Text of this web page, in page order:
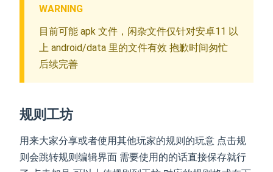
WARNING
目前可能 apk 文件，闲杂文件仅针对安卓11 以
上 android/data 里的文件有效 抱歉时间匆忙
后续完善
规则工坊
用来大家分享或者使用其他玩家的规则的玩意 点击规
则会跳转规则编辑界面 需要使用的的话直接保存就行